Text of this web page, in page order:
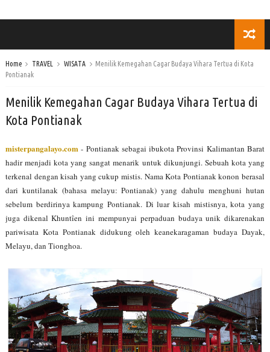
Home TRAVEL WISATA
Menilik Kemegahan Cagar Budaya Vihara Tertua di Kota
Pontianak
Menilik Kemegahan Cagar Budaya Vihara Tertua di
Kota Pontianak
misterpangalayo.com- Pontianak sebagai ibukota Provinsi Kalimantan Barat
hadir menjadi kota yang sangat menarik untuk dikunjungi. Sebuah kota yang
terkenal dengan kisah yang cukup mistis. Nama Kota Pontianak konon berasal
dari kuntilanak (bahasa melayu: Pontianak) yang dahulu menghuni hutan
sebelum berdirinya kampung Pontianak. Di luar kisah mistisnya, kota yang
juga dikenal Khuntîen ini mempunyai perpaduan budaya unik dikarenakan
pariwisata Kota Pontianak didukung oleh keanekaragaman budaya Dayak,
Melayu, dan Tionghoa.